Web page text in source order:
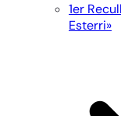
1er
Esterri»